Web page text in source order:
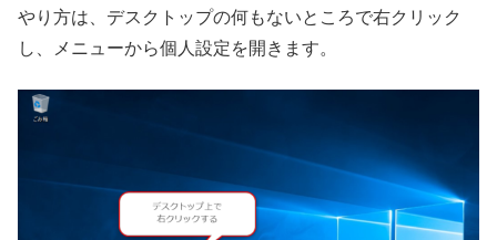
やり方は、デスクトップの何もないところで右クリック
し、メニューから個人設定を開きます。